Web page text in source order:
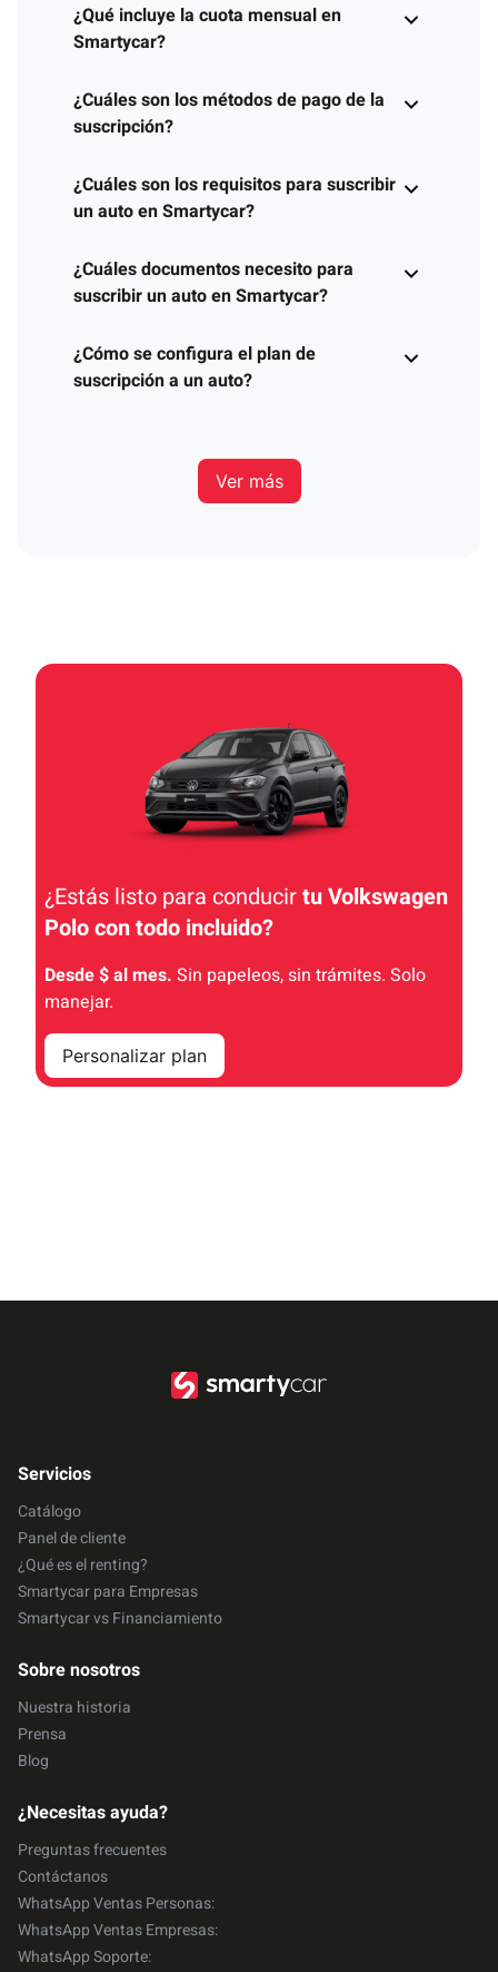
¿Qué incluye la cuota mensual en
Smartycar?
¿Cuáles son los métodos de pago de la
suscripción?
¿Cuáles son los requisitos para suscribir
un auto en Smartycar?
¿Cuáles documentos necesito para
suscribir un auto en Smartycar?
¿Cómo se configura el plan de
suscripción a un auto?
Ver más
¿Estás listo para conducirtu Volkswagen
Polo con todo incluido?
Desde $ al mes. Sin papeleos, sin trámites. Solo
manejar.
Personalizar plan
Servicios
Catálogo
Panel de cliente
¿Qué es el renting?
Smartycar para Empresas
Smartycar vs Financiamiento
Sobre nosotros
Nuestra historia
Prensa
Blog
¿Necesitas ayuda?
Preguntas frecuentes
Contáctanos
WhatsApp Ventas Personas:
WhatsApp Ventas Empresas:
WhatsApp Soporte: